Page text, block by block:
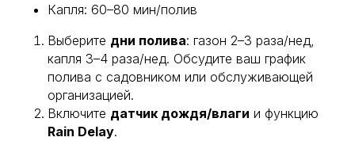
Капля: 60–80 мин/полив
Выберите дни полива: газон 2–3 раза/нед,
капля 3–4 раза/нед. Обсудите ваш график
полива с садовником или обслуживающей
организацией.
Включите датчик дождя/влаги и функцию
Rain Delay.